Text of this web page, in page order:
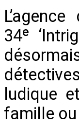
34ᵉ
ludique
famille